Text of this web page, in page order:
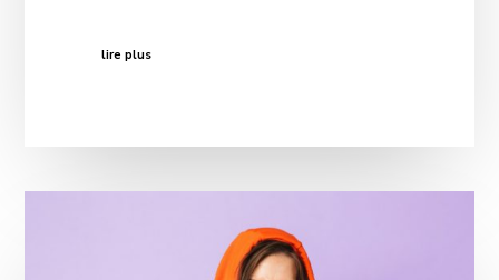
lire plus